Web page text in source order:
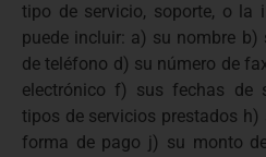
tipo de servicio, soporte, o la
puede incluir: a) su nombre
de teléfono d) su número de
electrónico f) sus fechas de
tipos de servicios prestados
forma de pago j) su monto